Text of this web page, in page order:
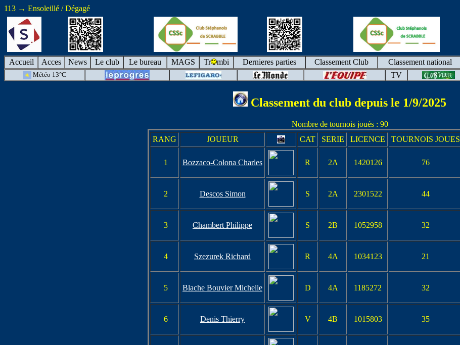
113 → Ensoleillé / Dégagé
Accueil Acces News Le club Le bureau MAGS Tr mbi Dernieres parties Classement Club Classement national
Météo 13°C TV
Classement du club depuis le 1/9/2025
Nombre de tournois joués : 90
RANG
JOUEUR CAT SERIE LICENCE TOURNOIS JOUES
1 Bozzaco-Colona Charles R 2A 1420126 76
2 Descos Simon S 2A 2301522 44
3 Chambert Philippe S 2B 1052958 32
4 Szezurek Richard R 4A 1034123 21
5 Blache Bouvier Michelle D 4A 1185272 32
6 Denis Thierry V 4B 1015803 35